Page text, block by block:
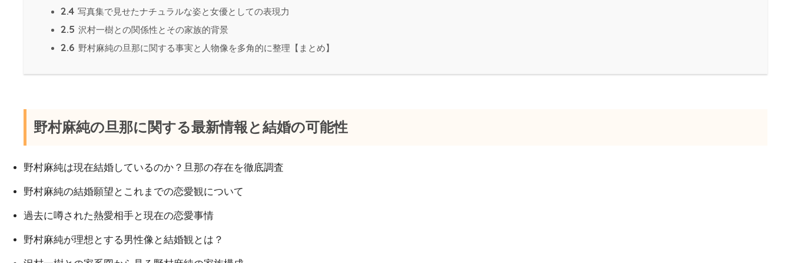
2.4 写真集で見せたナチュラルな姿と女優としての表現力
2.5 沢村一樹との関係性とその家族的背景
2.6 野村麻純の旦那に関する事実と人物像を多角的に整理【まとめ】
野村麻純の旦那に関する最新情報と結婚の可能性
野村麻純は現在結婚しているのか？旦那の存在を徹底調査
野村麻純の結婚願望とこれまでの恋愛観について
過去に噂された熱愛相手と現在の恋愛事情
野村麻純が理想とする男性像と結婚観とは？